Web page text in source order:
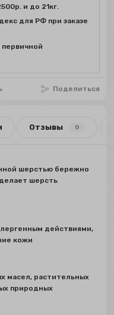
Поделиться
и до 21кг.
для РФ при заказе
первичной
Отзывы 0
шерстью бережно
шерсть
действиями,
кожи
масел, растительных
природных